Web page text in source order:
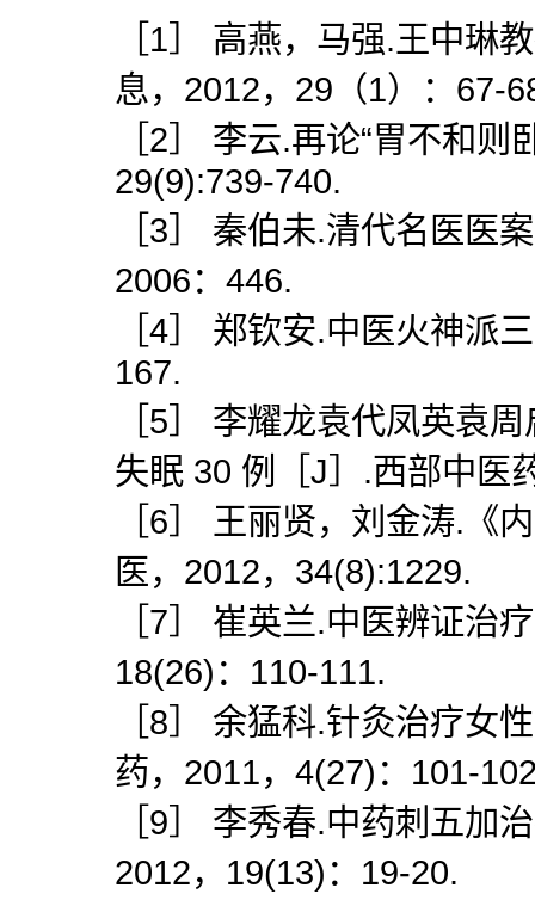
［1］ 高燕，马强.王中琳
息，2012，29（1）：67-
［2］ 李云.再论“胃不和
29(9):739-740.
［3］ 秦伯未.清代名医医
2006：446.
［4］ 郑钦安.中医火神派
167.
［5］ 李耀龙袁代凤英袁
失眠 30 例［J］.西部中医
［6］ 王丽贤，刘金涛.《
医，2012，34(8):1229.
［7］ 崔英兰.中医辨证治
18(26)：110-111.
［8］ 余猛科.针灸治疗女
药，2011，4(27)：101-
［9］ 李秀春.中药刺五加
2012，19(13)：19-20.